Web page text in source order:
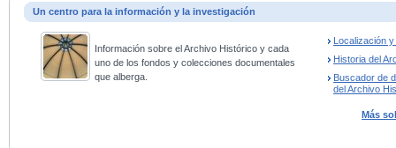
Un centro para la información y la investigación
Información sobre el Archivo Histórico y cada
uno de los fondos y colecciones documentales
que alberga.
Localización
Historia del
Buscador de
del Archivo
Más